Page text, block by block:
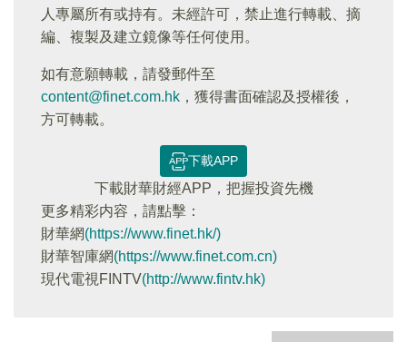
人專屬所有或持有。未經許可，禁止進行轉載、摘
編、複製及建立鏡像等任何使用。
如有意願轉載，請發郵件至
content@finet.com.hk ，獲得書面確認及授權後，
方可轉載。
下載APP
下載財華財經APP，把握投資先機
更多精彩内容，請點擊：
財華網(https://www.finet.hk/)
財華智庫網(https://www.finet.com.cn)
現代電視FINTV(http://www.fintv.hk)